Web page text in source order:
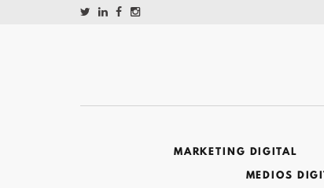
MARKETING DIGITAL
MEDIOS